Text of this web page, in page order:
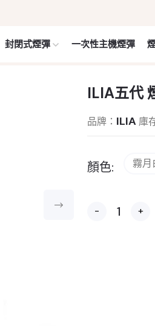
封閉式煙彈 一次性主機煙彈
ILIA五代
品牌： ILIA 庫
顏色: 霧月
- +